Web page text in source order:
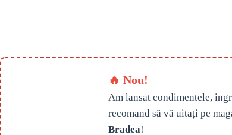
🔥 Nou!
Am lansat condimentele,
recomand să vă uitați pe
Bradea!